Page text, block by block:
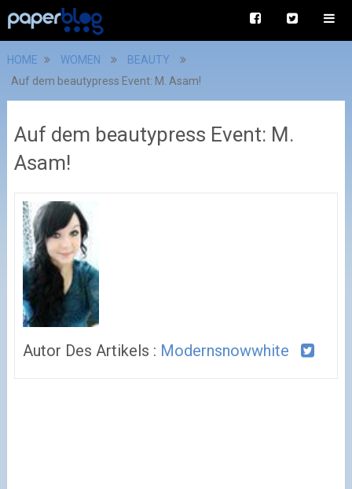
HOME WOMEN
BEAUTY
Auf dem beautypress Event: M. Asam!
Auf dem beautypress Event: M.
Asam!
Autor Des Artikels : Modernsnowwhite